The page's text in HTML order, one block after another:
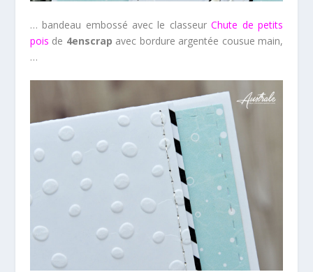
… bandeau embossé avec le classeurChute de petits
pois de 4enscrap avec bordure argentée cousue main,
…